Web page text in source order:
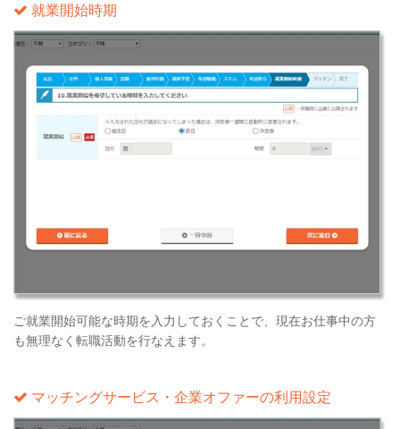
就業開始時期
ご就業開始可能な時期を入力しておくことで、現在お仕事中の方
も無理なく転職活動を行なえます。
マッチングサービス・企業オファーの利用設定